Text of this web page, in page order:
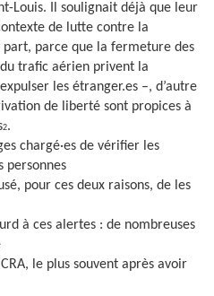
Louis. Il soulignait déjà que leur
de lutte contre la
part, parce que la fermeture des
trafic aérien privent la
les étranger.es –, d’autre
de liberté sont propices à
2.
chargé·es de vérifier les
personnes
pour ces deux raisons, de les
à ces alertes : de nombreuses
le plus souvent après avoir